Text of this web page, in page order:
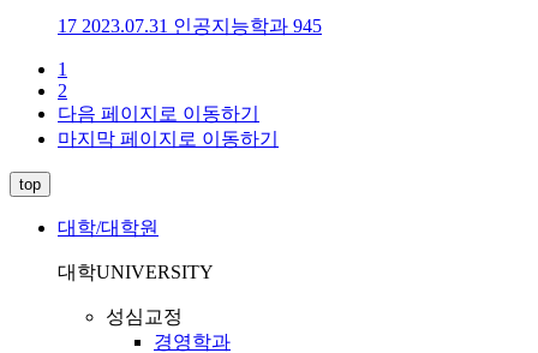
17 2023.07.31 인공지능학과 945
1
2
다음 페이지로 이동하기
마지막 페이지로 이동하기
top
대학/대학원
대학UNIVERSITY
성심교정
경영학과